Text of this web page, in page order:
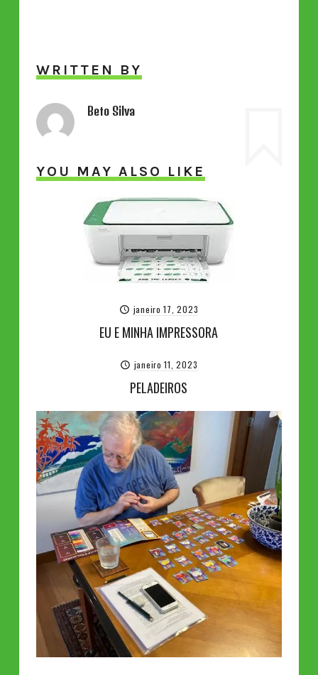
WRITTEN BY
Beto Silva
YOU MAY ALSO LIKE
janeiro 17, 2023
EU E MINHA IMPRESSORA
janeiro 11, 2023
PELADEIROS